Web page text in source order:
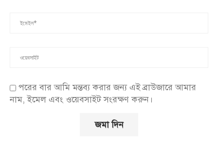
পরের বার আমি মন্তব্য করার জন্য এই ব্রাউজারে আমার
নাম, ইমেল এবং ওয়েবসাইট সংরক্ষণ করুন।